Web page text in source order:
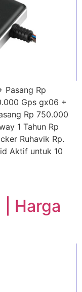
Pasang Rp
Gps gx06 +
Rp 750.000
1 Tahun Rp
Ruhavik Rp.
Aktif untuk 10
Harga